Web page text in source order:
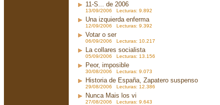
11-S... de 2006
13/09/2006 Lecturas: 9.892
Una izquierda enferma
12/09/2006 Lecturas: 9.392
Votar o ser
06/09/2006 Lecturas: 10.217
La collares socialista
05/09/2006 Lecturas: 13.156
Peor, imposible
30/08/2006 Lecturas: 9.073
Historia de España, Zapatero suspenso
29/08/2006 Lecturas: 12.386
Nunca Mais los vi
27/08/2006 Lecturas: 9.643